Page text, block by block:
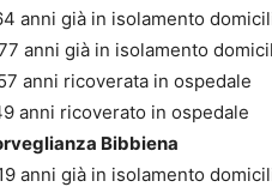
anni già in isolamento
anni già in isolamento
anni ricoverata in ospedale
anni ricoverato in ospedale
Bibbiena
anni già in isolamento